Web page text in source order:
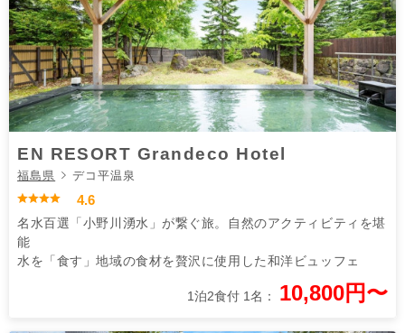
EN RESORT Grandeco Hotel
福島県 デコ平温泉
4.6
名水百選「小野川湧水」が繋ぐ旅。自然のアクティビティを堪
能
水を「食す」地域の食材を贅沢に使用した和洋ビュッフェ
1泊2食付 1名： 10,800円〜